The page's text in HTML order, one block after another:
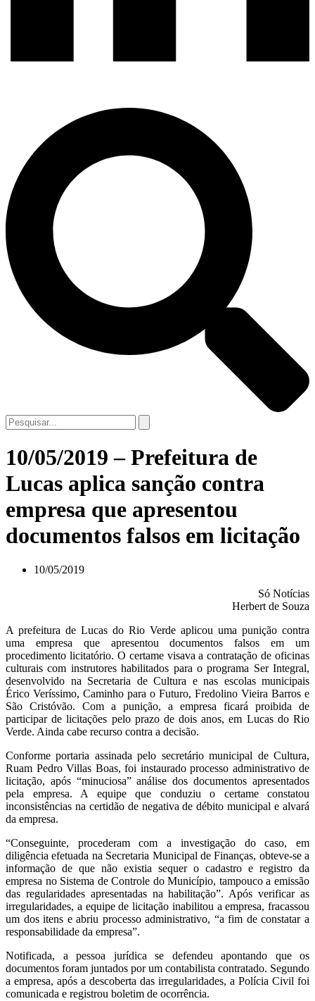
10/05/2019 – Prefeitura de
Lucas aplica sanção contra
empresa que apresentou
documentos falsos em licitação
10/05/2019
Só Notícias
Herbert de Souza
A prefeitura de Lucas do Rio Verde aplicou uma punição contra
uma empresa que apresentou documentos falsos em um
procedimento licitatório. O certame visava a contratação de oficinas
culturais com instrutores habilitados para o programa Ser Integral,
desenvolvido na Secretaria de Cultura e nas escolas municipais
Érico Veríssimo, Caminho para o Futuro, Fredolino Vieira Barros e
São Cristóvão. Com a punição, a empresa ficará proibida de
participar de licitações pelo prazo de dois anos, em Lucas do Rio
Verde. Ainda cabe recurso contra a decisão.
Conforme portaria assinada pelo secretário municipal de Cultura,
Ruam Pedro Villas Boas, foi instaurado processo administrativo de
licitação, após “minuciosa” análise dos documentos apresentados
pela empresa. A equipe que conduziu o certame constatou
inconsistências na certidão de negativa de débito municipal e alvará
da empresa.
“Conseguinte, procederam com a investigação do caso, em
diligência efetuada na Secretaria Municipal de Finanças, obteve-se a
informação de que não existia sequer o cadastro e registro da
empresa no Sistema de Controle do Município, tampouco a emissão
das regularidades apresentadas na habilitação”. Após verificar as
irregularidades, a equipe de licitação inabilitou a empresa, fracassou
um dos itens e abriu processo administrativo, “a fim de constatar a
responsabilidade da empresa”.
Notificada, a pessoa jurídica se defendeu apontando que os
documentos foram juntados por um contabilista contratado. Segundo
a empresa, após a descoberta das irregularidades, a Polícia Civil foi
comunicada e registrou boletim de ocorrência.